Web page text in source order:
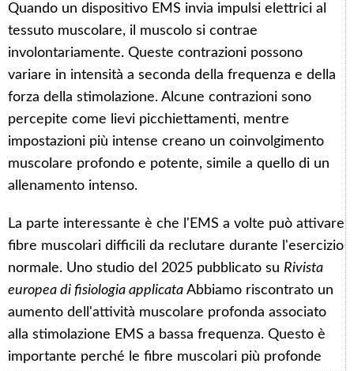
Quando un dispositivo EMS invia impulsi elettrici al
tessuto muscolare, il muscolo si contrae
involontariamente. Queste contrazioni possono
variare in intensità a seconda della frequenza e della
forza della stimolazione. Alcune contrazioni sono
percepite come lievi picchiettamenti, mentre
impostazioni più intense creano un coinvolgimento
muscolare profondo e potente, simile a quello di un
allenamento intenso.
La parte interessante è che l'EMS a volte può attivare
fibre muscolari difficili da reclutare durante l'esercizio
normale. Uno studio del 2025 pubblicato su Rivista
europea di fisiologia applicata Abbiamo riscontrato un
aumento dell'attività muscolare profonda associato
alla stimolazione EMS a bassa frequenza. Questo è
importante perché le fibre muscolari più profonde